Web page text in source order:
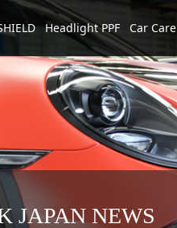
Headlight PPF Car Care
JAPAN NEWS